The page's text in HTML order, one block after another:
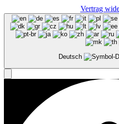
Vertrag
Deutsch